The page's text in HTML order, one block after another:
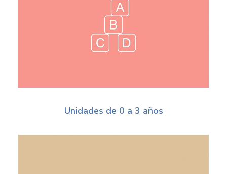
Unidades de 0 a 3 años